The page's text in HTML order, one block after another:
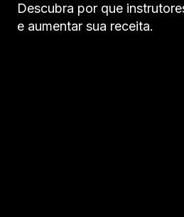
Descubra por que
e aumentar sua receita.